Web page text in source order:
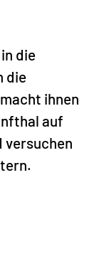
die
die
ihnen
auf
versuchen